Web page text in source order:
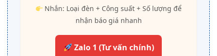
Nhắn: Loại đèn + Công suất + Số lượng để
nhận báo giá nhanh
Zalo 1 (Tư vấn chính)